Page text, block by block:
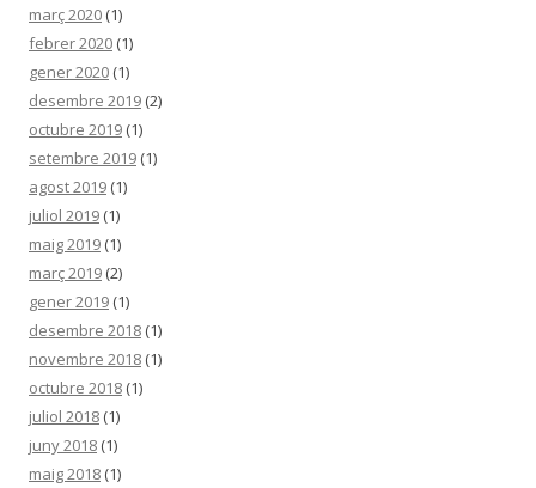
març 2020 (1)
febrer 2020 (1)
gener 2020 (1)
desembre 2019 (2)
octubre 2019 (1)
setembre 2019 (1)
agost 2019 (1)
juliol 2019 (1)
maig 2019 (1)
març 2019 (2)
gener 2019 (1)
desembre 2018 (1)
novembre 2018 (1)
octubre 2018 (1)
juliol 2018 (1)
juny 2018 (1)
maig 2018 (1)